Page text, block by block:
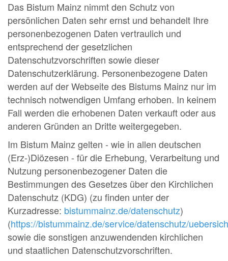
Das Bistum Mainz nimmt den Schutz von
persönlichen Daten sehr ernst und behandelt Ihre
personenbezogenen Daten vertraulich und
entsprechend der gesetzlichen
Datenschutzvorschriften sowie dieser
Datenschutzerklärung. Personenbezogene Daten
werden auf der Webseite des Bistums Mainz nur im
technisch notwendigen Umfang erhoben. In keinem
Fall werden die erhobenen Daten verkauft oder aus
anderen Gründen an Dritte weitergegeben.
Im Bistum Mainz gelten - wie in allen deutschen
(Erz-)Diözesen - für die Erhebung, Verarbeitung und
Nutzung personenbezogener Daten die
Bestimmungen des Gesetzes über den Kirchlichen
Datenschutz (KDG) (zu finden unter der
Kurzadresse: bistummainz.de/datenschutz)
(https://bistummainz.de/service/datenschutz/
sowie die sonstigen anzuwendenden kirchlichen
und staatlichen Datenschutzvorschriften.